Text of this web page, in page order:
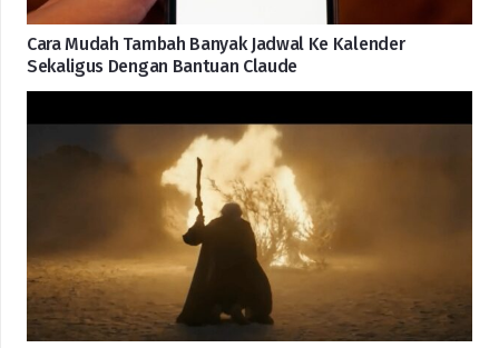
Cara Mudah Tambah Banyak Jadwal Ke Kalender
Sekaligus Dengan Bantuan Claude